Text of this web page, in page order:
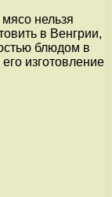
нельзя
в Венгрии,
блюдом в
изготовление